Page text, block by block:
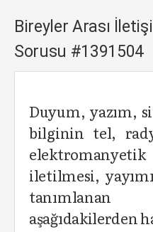
Bireyler Arası
Sorusu #1391504
Duyum, yazım,
bilginin tel,
iletilmesi,
aşağıdakilerden